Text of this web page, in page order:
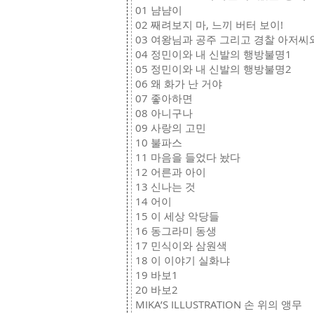
01 냠냠이
02 째려보지 마, 느끼 버터 보이!
03 여왕님과 공주 그리고 경찰 아저씨
04 정민이와 내 신발의 행방불명1
05 정민이와 내 신발의 행방불명2
06 왜 화가 난 거야
07 좋아하면
08 아니구나
09 사랑의 고민
10 불파스
11 마음을 들었다 놨다
12 어른과 아이
13 신나는 것
14 어이
15 이 세상 악당들
16 동그라미 동생
17 민식이와 삼원색
18 이 이야기 실화냐
19 바보1
20 바보2
MIKA’S ILLUSTRATION 손 위의 앵무